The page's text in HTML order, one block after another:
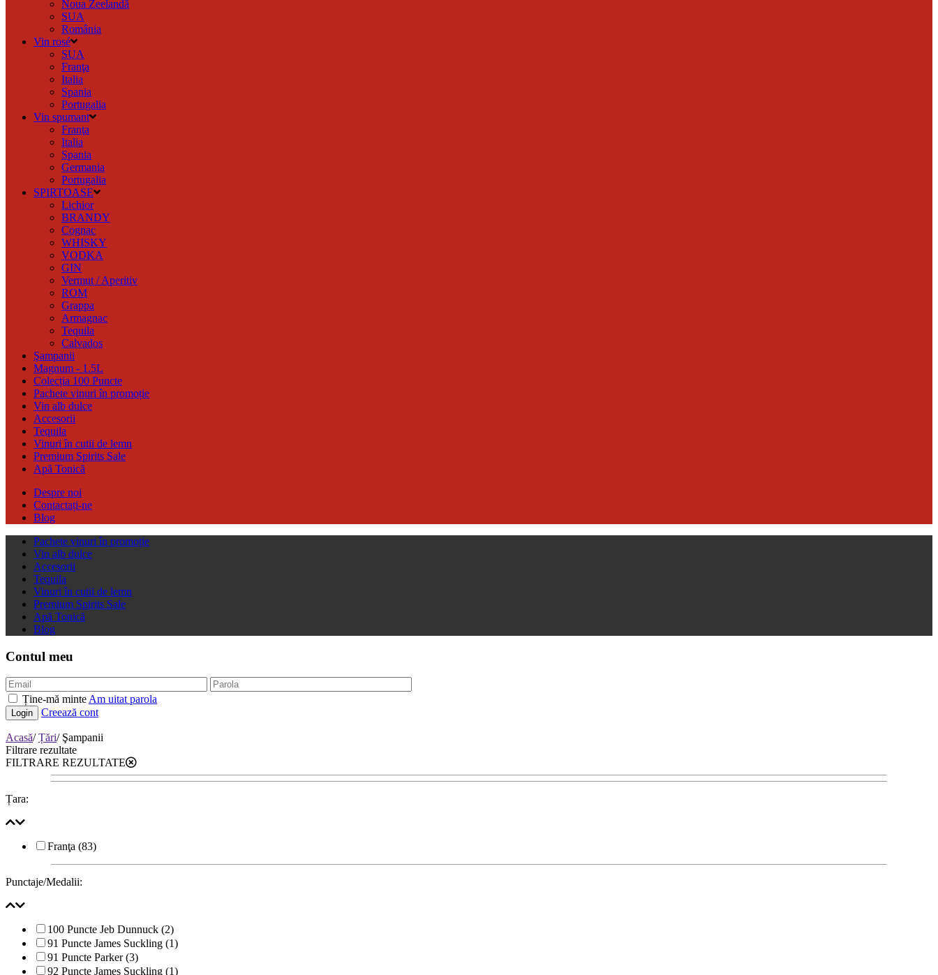
Noua Zeelandă
SUA
România
Vin rosé
SUA
Franţa
Italia
Spania
Portugalia
Vin spumant
Franţa
Italia
Spania
Germania
Portugalia
SPIRTOASE
Lichior
BRANDY
Cognac
WHISKY
VODKA
GIN
Vermut / Aperitiv
ROM
Grappa
Armagnac
Tequila
Calvados
Şampanii
Magnum - 1.5L
Colecția 100 Puncte
Pachete vinuri în promoție
Vin alb dulce
Accesorii
Tequila
Vinuri în cutii de lemn
Premium Spirits Sale
Apă Tonică
Despre noi
Contactați-ne
Blog
Pachete vinuri în promoție
Vin alb dulce
Accesorii
Tequila
Vinuri în cutii de lemn
Premium Spirits Sale
Apă Tonică
Blog
Contul meu
Ține-mă minteAm uitat parola
Login Creează cont
Acasă/Țări/ Şampanii
Filtrare rezultate
FILTRARE REZULTATE
Țara:
Franţa (83)
Punctaje/Medalii:
100 Puncte Jeb Dunnuck (2)
91 Puncte James Suckling (1)
91 Puncte Parker (3)
92 Puncte James Suckling (1)